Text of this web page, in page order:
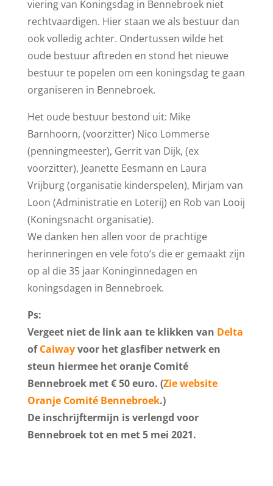
viering van Koningsdag in Bennebroek niet
rechtvaardigen. Hier staan we als bestuur dan
ook volledig achter. Ondertussen wilde het
oude bestuur aftreden en stond het nieuwe
bestuur te popelen om een koningsdag te gaan
organiseren in Bennebroek.
Het oude bestuur bestond uit: Mike
Barnhoorn, (voorzitter) Nico Lommerse
(penningmeester), Gerrit van Dijk, (ex
voorzitter), Jeanette Eesmann en Laura
Vrijburg (organisatie kinderspelen), Mirjam van
Loon (Administratie en Loterij) en Rob van Looij
(Koningsnacht organisatie).
We danken hen allen voor de prachtige
herinneringen en vele foto’s die er gemaakt zijn
op al die 35 jaar Koninginnedagen en
koningsdagen in Bennebroek.
Ps:
Vergeet niet de link aan te klikken van Delta
ofCaiwayvoor het glasfiber netwerk en
steun hiermee het oranje Comité
Bennebroek met € 50 euro. (Zie website
Oranje Comité Bennebroek.)
De inschrijftermijn is verlengd voor
Bennebroek tot en met 5 mei 2021.